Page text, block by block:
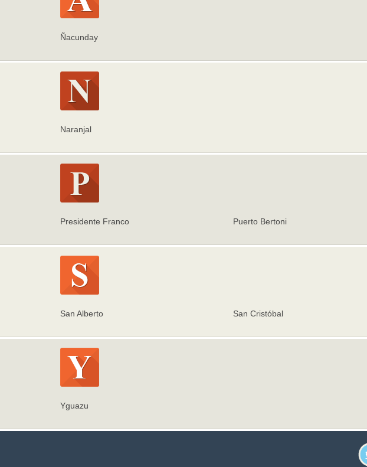
Ñacunday
Naranjal
Presidente Franco Puerto Bertoni
San Alberto San Cristóbal
Yguazu